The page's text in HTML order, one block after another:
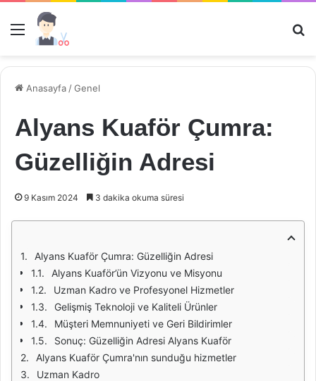
Menü
Anasayfa /Genel
Alyans Kuaför Çumra:
Güzelliğin Adresi
9 Kasım 2024 3 dakika okuma süresi
Alyans Kuaför Çumra: Güzelliğin Adresi
Alyans Kuaför’ün Vizyonu ve Misyonu
Uzman Kadro ve Profesyonel Hizmetler
Gelişmiş Teknoloji ve Kaliteli Ürünler
Müşteri Memnuniyeti ve Geri Bildirimler
Sonuç: Güzelliğin Adresi Alyans Kuaför
Alyans Kuaför Çumra'nın sunduğu hizmetler
Uzman Kadro